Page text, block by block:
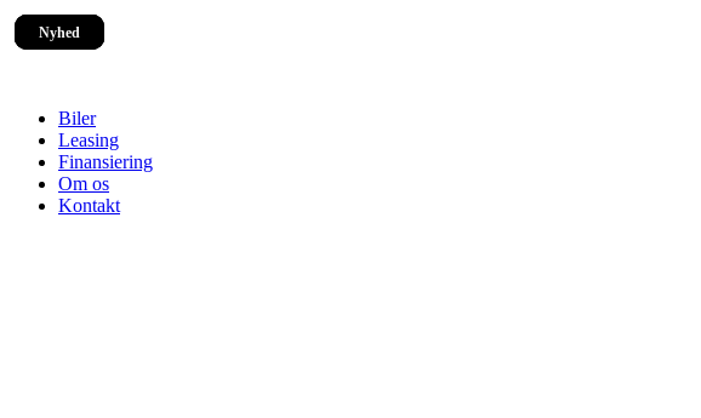
Biler
Leasing
Finansiering
Om os
Kontakt
Nyhed
Nyhed
Nyhed
Nyhed